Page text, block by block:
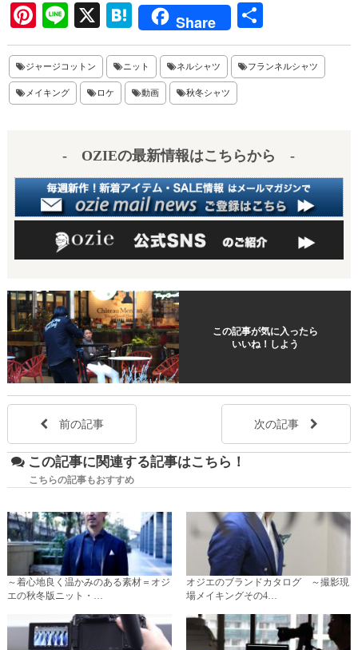
Pi
nt
er
es
Li
ne
X
H
at
en
a
Share
有
ジャージコットン ニット ネルシャツ フランネルシャツ
メイキング ロケ 動画 秋冬シャツ
- OZIEの最新情報はこちらから -
この記事が気に入ったら
いいね！しよう
前の記事 次の記事
この記事に関連する記事はこちら！
こちらの記事もおすすめ
～着心地良く温かみのある素材＝オジ
エの秋冬版ニット・…
オジエのブランドカタログ ～撮影現
場メイキングその4…